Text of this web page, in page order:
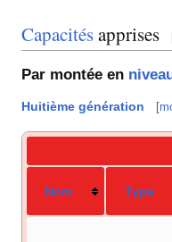
Capacitésapprises
Par montée en
Huitième génération [
Nom Type